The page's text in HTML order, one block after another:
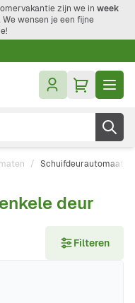
zijn we in week
We wensen je een fijne
/ Schuifdeurautomaat
deur
Filteren